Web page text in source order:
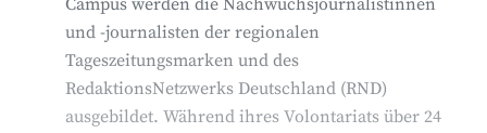
Campus werden die Nachwuchsjournalistinnen
und -journalisten der regionalen
Tageszeitungsmarken und des
RedaktionsNetzwerks Deutschland (RND)
ausgebildet. Während ihres Volontariats über 24